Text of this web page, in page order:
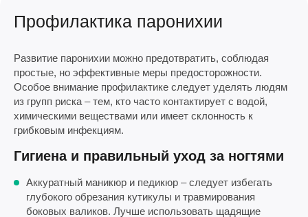
Профилактика паронихии
Развитие паронихии можно предотвратить, соблюдая
простые, но эффективные меры предосторожности.
Особое внимание профилактике следует уделять людям
из групп риска – тем, кто часто контактирует с водой,
химическими веществами или имеет склонность к
грибковым инфекциям.
Гигиена и правильный уход за ногтями
Аккуратный маникюр и педикюр – следует избегать
глубокого обрезания кутикулы и травмирования
боковых валиков. Лучше использовать щадящие